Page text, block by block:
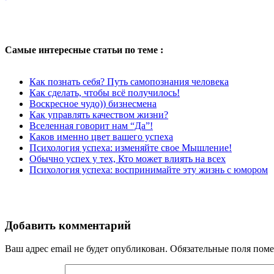
Самые интересные статьи по теме :
Как познать себя? Путь самопознания человека
Как сделать, чтобы всё получилось!
Воскресное чудо)) бизнесмена
Как управлять качеством жизни?
Вселенная говорит нам “Да”!
Каков именно цвет вашего успеха
Психология успеха: изменяйте свое Мышление!
Обычно успех у тех, Кто может влиять на всех
Психология успеха: воспринимайте эту жизнь с юмором
Добавить комментарий
Ваш адрес email не будет опубликован. Обязательные поля